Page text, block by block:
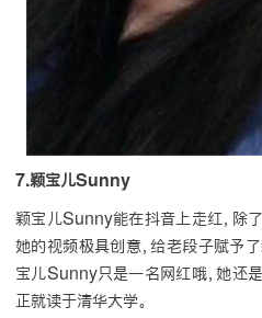
7.颖宝儿Sunny
颖宝儿Sunny能在抖音上走红，除
她的视频极具创意，给老段子赋予
宝儿Sunny只是一名网红哦，她还
正就读于清华大学。